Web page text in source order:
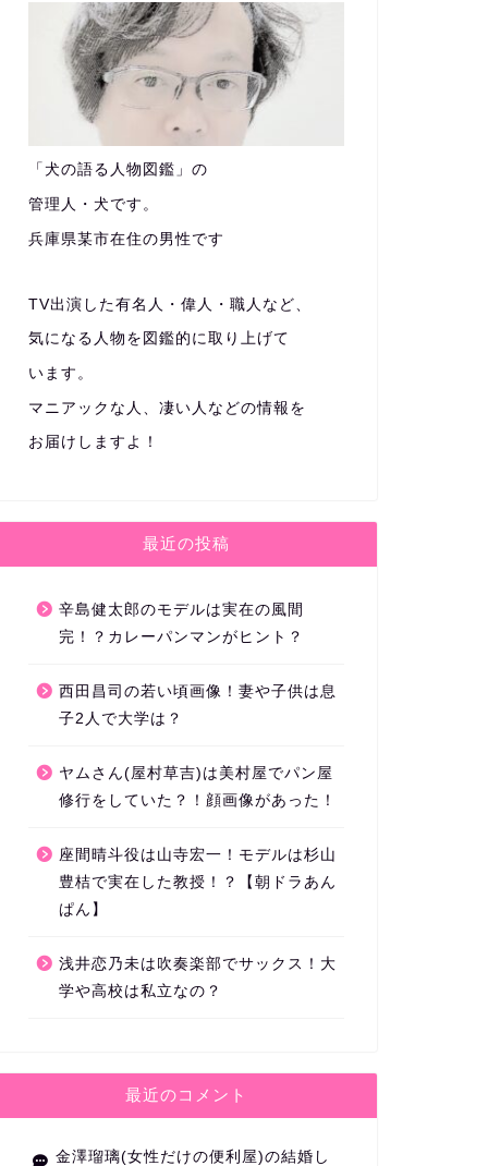
「犬の語る人物図鑑」の
管理人・犬です。
兵庫県某市在住の男性です
TV出演した有名人・偉人・職人など、
気になる人物を図鑑的に取り上げて
います。
マニアックな人、凄い人などの情報を
お届けしますよ！
最近の投稿
辛島健太郎のモデルは実在の風間
完！？カレーパンマンがヒント？
西田昌司の若い頃画像！妻や子供は息
子2人で大学は？
ヤムさん(屋村草吉)は美村屋でパン屋
修行をしていた？！顔画像があった！
座間晴斗役は山寺宏一！モデルは杉山
豊桔で実在した教授！？【朝ドラあん
ぱん】
浅井恋乃未は吹奏楽部でサックス！大
学や高校は私立なの？
最近のコメント
金澤瑠璃(女性だけの便利屋)の結婚し